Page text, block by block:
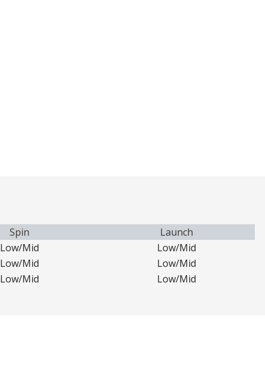
Spin
Launch
Low/Mid
Low/Mid
Low/Mid
Low/Mid
Low/Mid Low/Mid